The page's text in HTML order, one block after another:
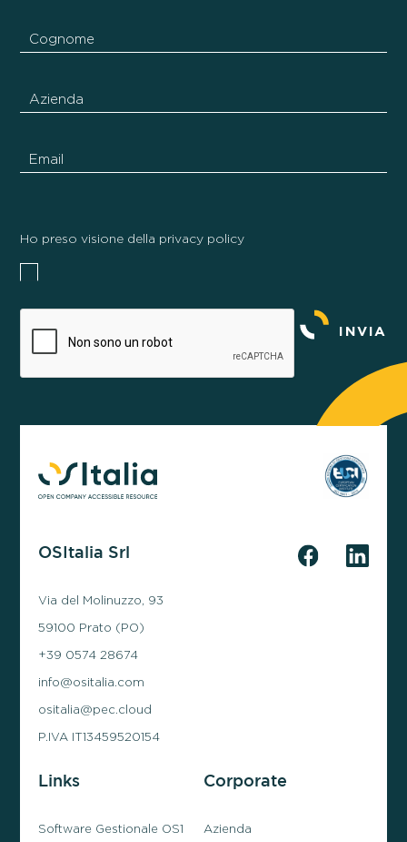
Ho preso visione della privacy policy
INVIA
OSItalia Srl
Via del Molinuzzo, 93
59100 Prato (PO)
+39 0574 28674
info@ositalia.com
ositalia@pec.cloud
P.IVA IT13459520154
Links
Software Gestionale OS1
Corporate
Azienda